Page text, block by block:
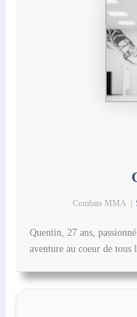
Combats MMA
Quentin, 27 ans,
aventure au coeur de tous